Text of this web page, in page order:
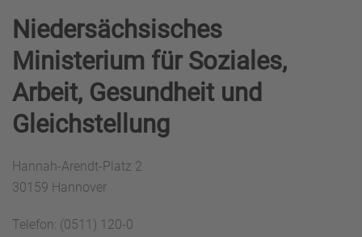
Niedersächsisches
Ministerium für Soziales,
Arbeit, Gesundheit und
Gleichstellung
Hannah-Arendt-Platz 2
30159 Hannover
Telefon: (0511) 120-0